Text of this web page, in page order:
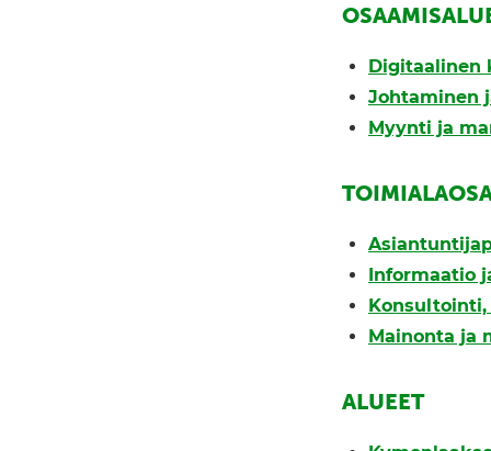
Digitaalinen
Johtaminen
Myynti ja
Informaatio
Mainonta ja
ALUEET